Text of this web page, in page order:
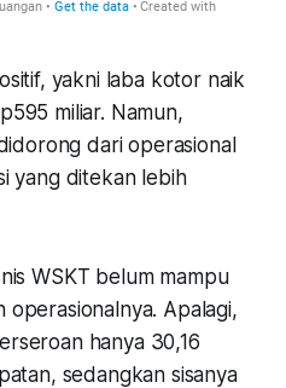
yakni laba kotor naik
miliar. Namun,
dari operasional
yang ditekan lebih
WSKT belum mampu
Apalagi,
hanya 30,16
sedangkan sisanya